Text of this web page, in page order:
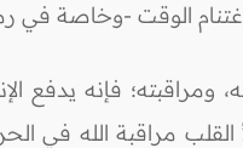
الوقت -وخاصة في
ومراقبته؛ فإنه يدفع
القلب مراقبة الله